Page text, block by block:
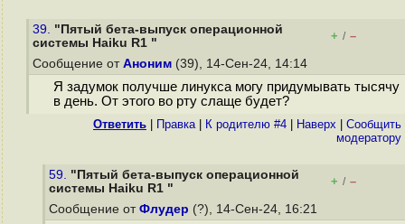
39. "Пятый бета-выпуск операционной
системы Haiku R1 "
+ / –
Сообщение от Аноним (39), 14-Сен-24, 14:14
Я задумок получше линукса могу придумывать тысячу
в день. От этого во рту слаще будет?
Ответить Правка| К родителю #4 Наверх
Cообщить
модератору
59. "Пятый бета-выпуск операционной
системы Haiku R1 "
+ / –
Сообщение от Флудер (?), 14-Сен-24, 16:21